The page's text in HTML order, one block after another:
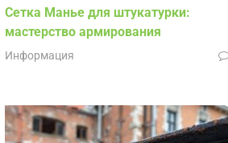
Сетка Манье для штукатурки:
мастерство армирования
Информация